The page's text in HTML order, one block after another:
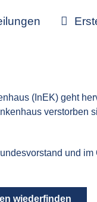
(InEK) geht
verstorben
und
wiederfinden